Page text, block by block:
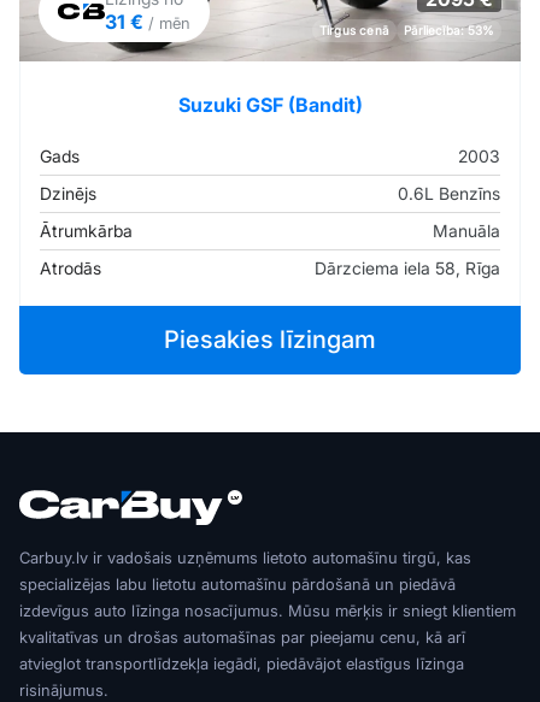
31 € / mēn Tirgus cenā Pārliecība: 53%
Suzuki GSF (Bandit)
Gads
2003
Dzinējs
0.6L Benzīns
Ātrumkārba
Manuāla
Atrodās
Dārzciema iela 58, Rīga
Piesakies līzingam
Carbuy.lv ir vadošais uzņēmums lietoto automašīnu tirgū, kas
specializējas labu lietotu automašīnu pārdošanā un piedāvā
izdevīgus auto līzinga nosacījumus. Mūsu mērķis ir sniegt klientiem
kvalitatīvas un drošas automašīnas par pieejamu cenu, kā arī
atvieglot transportlīdzekļa iegādi, piedāvājot elastīgus līzinga
risinājumus.